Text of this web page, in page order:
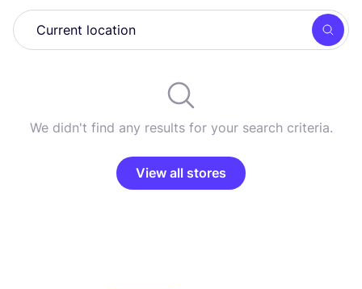
We didn't find any results for your search criteria.
View all stores